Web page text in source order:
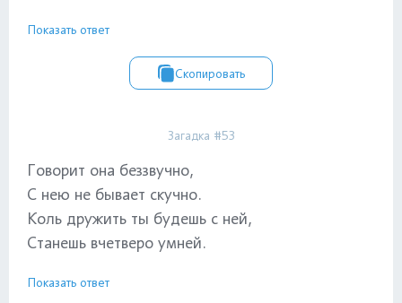
Показать ответ
Скопировать
Загадка #53
Говорит она беззвучно,
С нею не бывает скучно.
Коль дружить ты будешь с ней,
Станешь вчетверо умней.
Показать ответ